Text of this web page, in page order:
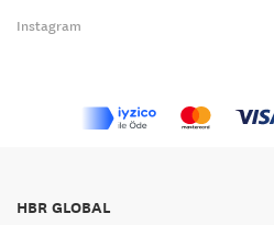
Instagram
HBR GLOBAL